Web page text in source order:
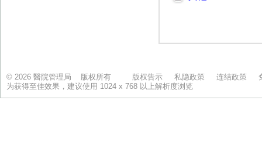
© 2026 醫院管理局 版权所有 版权告示 私隐政策 连结政策
为获得至佳效果，建议使用 1024 x 768 以上解析度浏览